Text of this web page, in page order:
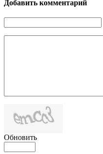
Добавить комментарий
Обновить